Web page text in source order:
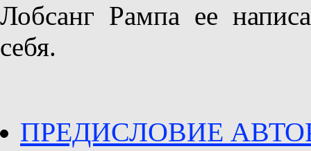
Лобсанг Рампа ее
себя.
ПРЕДИСЛОВИЕ